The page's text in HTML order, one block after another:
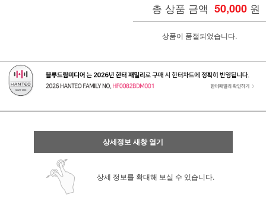
총 상품 금액 50,000 원
상품이 품절되었습니다.
상세정보 새창 열기
상세 정보를 확대해 보실 수 있습니다.